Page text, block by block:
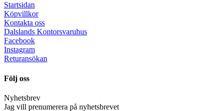
Startsidan
Köpvillkor
Kontakta oss
Dalslands Kontorsvaruhus
Facebook
Instagram
Returansökan
Följ oss
Nyhetsbrev
Jag vill prenumerera på nyhetsbrevet